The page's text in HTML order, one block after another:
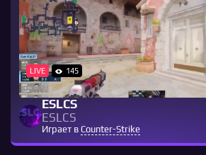
LIVE 145
ESLCS
ESLCS
Играет в Counter-Strike